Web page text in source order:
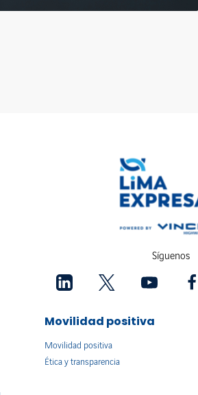
Síguenos
Movilidad positiva
Movilidad positiva
Ética y transparencia